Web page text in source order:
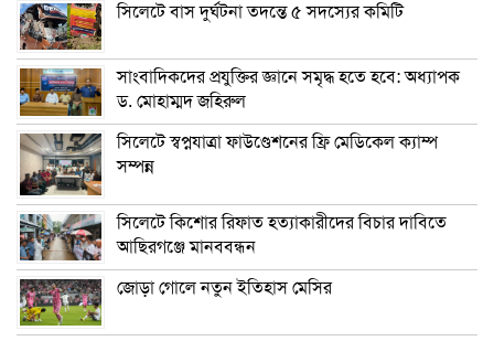
সিলেটে বাস দুর্ঘটনা তদন্তে ৫ সদস্যের কমিটি
সাংবাদিকদের প্রযুক্তির জ্ঞানে সমৃদ্ধ হতে হবে: অধ্যাপক
ড. মোহাম্মদ জহিরুল
সিলেটে স্বপ্নযাত্রা ফাউণ্ডেশনের ফ্রি মেডিকেল ক্যাম্প
সম্পন্ন
সিলেটে কিশোর রিফাত হত্যাকারীদের বিচার দাবিতে
আছিরগঞ্জে মানববন্ধন
জোড়া গোলে নতুন ইতিহাস মেসির